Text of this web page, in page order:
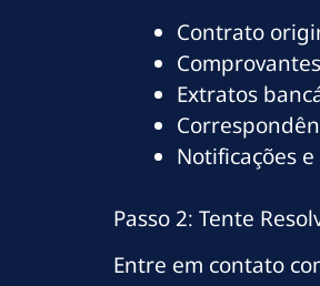
Contrato
Extratos
Notificações e
Passo 2: Tente
Entre em contato